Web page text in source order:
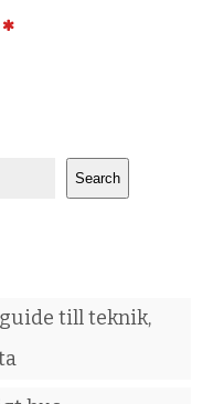
Search
till teknik,